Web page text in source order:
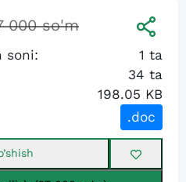
000 so'm
soni: 1 ta
34 ta
198.05 KB
.doc